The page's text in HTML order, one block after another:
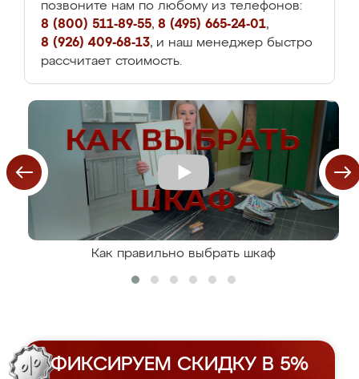
позвоните нам по любому из телефонов:
8 (800) 511-89-55, 8 (495) 665-24-01,
8 (926) 409-68-13, и наш менеджер быстро
рассчитает стоимость.
Как правильно выбрать шкаф
ФИКСИРУЕМ СКИДКУ В 5%